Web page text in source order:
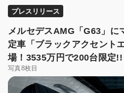
プレスリリース
メルセデスAMG「G63」に
定車「ブラックアクセント
場！3535万円で200台限定!!
写真8枚目